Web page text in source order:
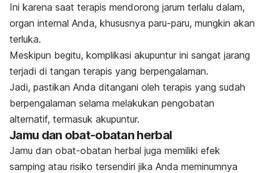
Ini karena saat terapis mendorong jarum terlalu dalam,
organ internal Anda, khususnya paru-paru, mungkin akan
terluka.
Meskipun begitu, komplikasi akupuntur ini sangat jarang
terjadi di tangan terapis yang berpengalaman.
Jadi, pastikan Anda ditangani oleh terapis yang sudah
berpengalaman selama melakukan pengobatan
alternatif, termasuk akupuntur.
Jamu dan obat-obatan herbal
Jamu dan obat-obatan herbal juga memiliki efek
samping atau risiko tersendiri jika Anda meminumnya